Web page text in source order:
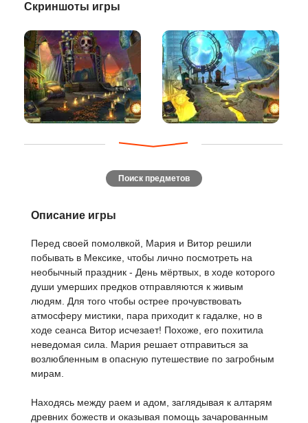
Скриншоты игры
Поиск предметов
Описание игры
Перед своей помолвкой, Мария и Витор решили
побывать в Мексике, чтобы лично посмотреть на
необычный праздник - День мёртвых, в ходе которого
души умерших предков отправляются к живым
людям. Для того чтобы острее прочувствовать
атмосферу мистики, пара приходит к гадалке, но в
ходе сеанса Витор исчезает! Похоже, его похитила
неведомая сила. Мария решает отправиться за
возлюбленным в опасную путешествие по загробным
мирам.
Находясь между раем и адом, заглядывая к алтарям
древних божеств и оказывая помощь зачарованным